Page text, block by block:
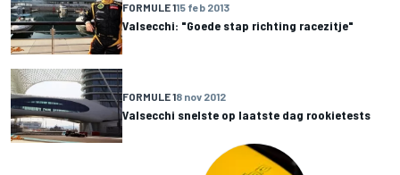
FORMULE 115 feb 2013
Valsecchi: "Goede stap richting racezitje"
FORMULE 18 nov 2012
Valsecchi snelste op laatste dag rookietests